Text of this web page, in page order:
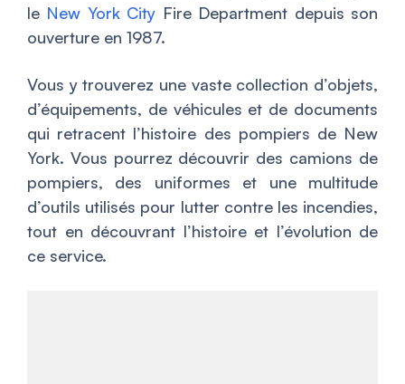
le New York City Fire Department depuis son
ouverture en 1987.
Vous y trouverez une vaste collection d’objets,
d’équipements, de véhicules et de documents
qui retracent l’histoire des pompiers de New
York. Vous pourrez découvrir des camions de
pompiers, des uniformes et une multitude
d’outils utilisés pour lutter contre les incendies,
tout en découvrant l’histoire et l’évolution de
ce service.